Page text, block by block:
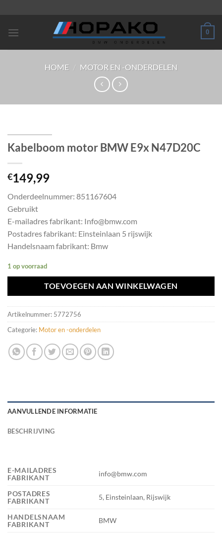
inhoud
0
HOME / MOTOR EN -ONDERDELEN
Kabelboom motor BMW E9x N47D20C
€149,99
Onderdeelnummer: 851167604
Gebruikt
E-mailadres fabrikant: Info@bmw.com
Postadres fabrikant: Einsteinlaan 5 rijswijk
Handelsnaam fabrikant: Bmw
1 op voorraad
TOEVOEGEN AAN WINKELWAGEN
Artikelnummer: 5772756
Categorie: Motor en -onderdelen
AANVULLENDE INFORMATIE
BESCHRIJVING
E-MAILADRES
FABRIKANT
info@bmw.com
POSTADRES
FABRIKANT
5, Einsteinlaan, Rijswijk
HANDELSNAAM
FABRIKANT
BMW